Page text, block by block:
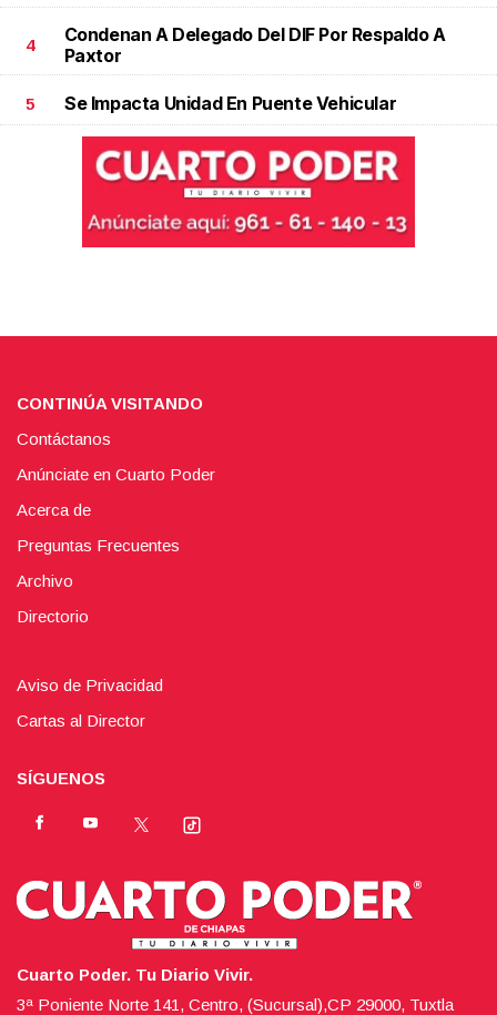
4
Condenan A Delegado Del DIF Por Respaldo A
Paxtor
5 Se Impacta Unidad En Puente Vehicular
CONTINÚA VISITANDO
Contáctanos
Anúnciate en Cuarto Poder
Acerca de
Preguntas Frecuentes
Archivo
Directorio
Aviso de Privacidad
Cartas al Director
SÍGUENOS
Cuarto Poder. Tu Diario Vivir.
3ª Poniente Norte 141, Centro, (Sucursal),CP 29000, Tuxtla